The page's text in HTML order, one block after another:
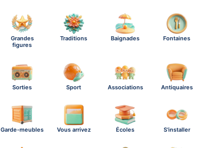
Grandes
figures
Traditions Baignades Fontaines
Sorties Sport Associations Antiquaires
Garde-meubles Vous arrivez Écoles S'installer